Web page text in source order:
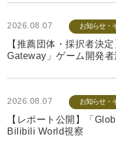
2026.08.07 お知らせ・
【推薦団体・採択者決
Gateway」ゲーム開発
2026.08.07 お知らせ・
【レポート公開】「
Bilibili World視察